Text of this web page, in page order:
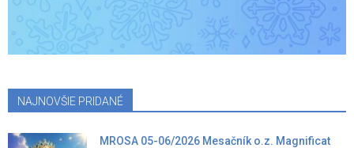
NAJNOVŠIE PRIDANÉ
MROSA 05-06/2026 Mesačník o.z. Magnificat